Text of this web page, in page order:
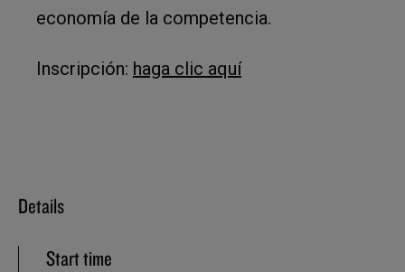
economía de la competencia.
Inscripción: haga clic aquí
Details
Start time